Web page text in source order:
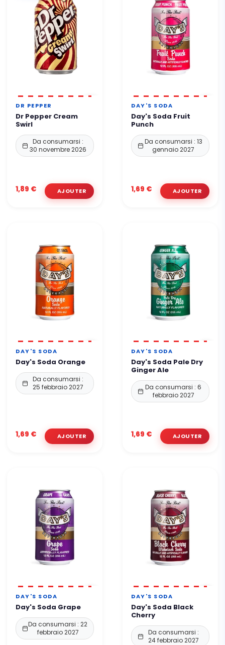
DR PEPPER
Dr Pepper Cream
Swirl
Da consumarsi :
30 novembre 2026
1,89 €
DAY'S SODA
Day's Soda Fruit
Punch
Da consumarsi : 13
gennaio 2027
1,69 €
DAY'S SODA
Day's Soda Orange
Da consumarsi :
25 febbraio 2027
1,69 €
DAY'S SODA
Day's Soda Pale Dry
Ginger Ale
Da consumarsi : 6
febbraio 2027
1,69 €
DAY'S SODA
Day's Soda Grape
Da consumarsi : 22
febbraio 2027
DAY'S SODA
Day's Soda Black
Cherry
Da consumarsi :
24 febbraio 2027